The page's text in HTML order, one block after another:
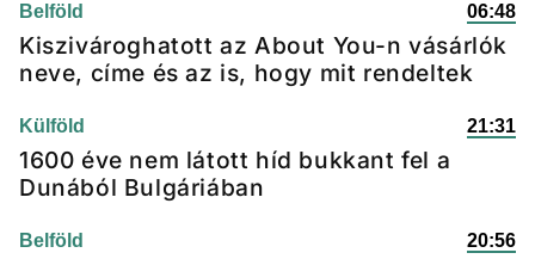
Belföld 06:48
Kiszivároghatott az About You-n vásárlók
neve, címe és az is, hogy mit rendeltek
Külföld 21:31
1600 éve nem látott híd bukkant fel a
Dunából Bulgáriában
Belföld 20:56